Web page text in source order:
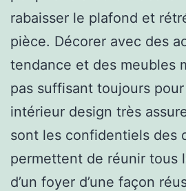
rabaisser le plafond et
pièce. Décorer avec des
tendance et des meubles
pas suffisant toujours
intérieur design très
sont les confidentiels des
permettent de réunir tous
d’un foyer d’une façon